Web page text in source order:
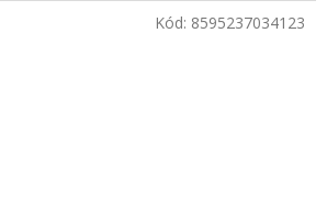
Kód: 8595237034123